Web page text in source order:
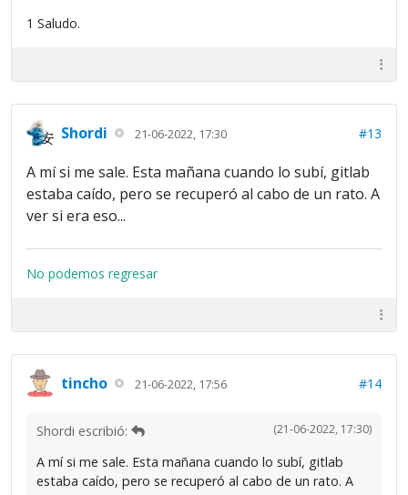
1 Saludo.
Shordi 21-06-2022, 17:30 #13
A mí si me sale. Esta mañana cuando lo subí, gitlab
estaba caído, pero se recuperó al cabo de un rato. A
ver si era eso...
No podemos regresar
tincho 21-06-2022, 17:56 #14
(21-06-2022, 17:30)
Shordi escribió:
A mí si me sale. Esta mañana cuando lo subí, gitlab
estaba caído, pero se recuperó al cabo de un rato. A